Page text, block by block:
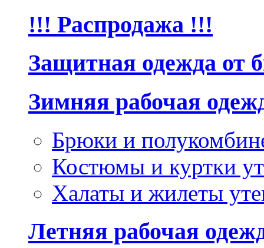
!!! Распродажа !!!
Защитная одежда от
Зимняя рабочая
Брюки и
Костюмы и куртки
Халаты и жилеты
Летняя рабочая